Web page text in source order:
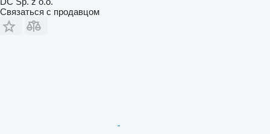
Связаться с продавцом